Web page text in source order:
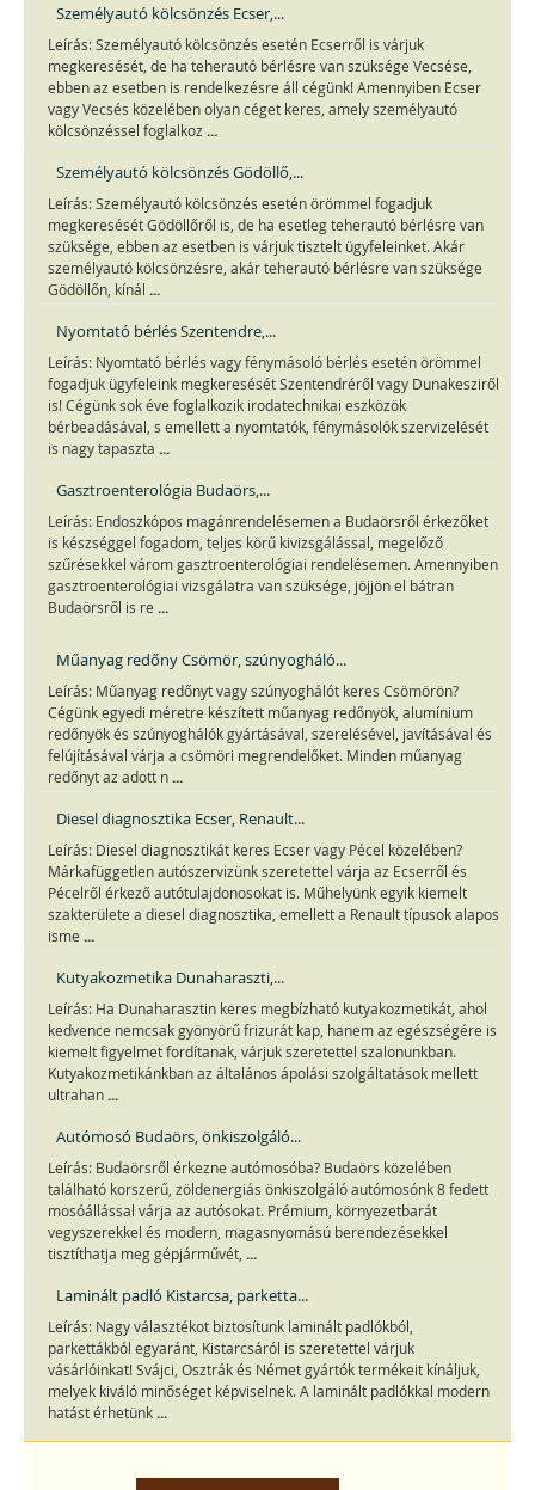
Személyautó kölcsönzés Ecser,...
Leírás: Személyautó kölcsönzés esetén Ecserről is várjuk
megkeresését, de ha teherautó bérlésre van szüksége Vecsése,
ebben az esetben is rendelkezésre áll cégünk! Amennyiben Ecser
vagy Vecsés közelében olyan céget keres, amely személyautó
kölcsönzéssel foglalkoz ...
Személyautó kölcsönzés Gödöllő,...
Leírás: Személyautó kölcsönzés esetén örömmel fogadjuk
megkeresését Gödöllőről is, de ha esetleg teherautó bérlésre van
szüksége, ebben az esetben is várjuk tisztelt ügyfeleinket. Akár
személyautó kölcsönzésre, akár teherautó bérlésre van szüksége
Gödöllőn, kínál ...
Nyomtató bérlés Szentendre,...
Leírás: Nyomtató bérlés vagy fénymásoló bérlés esetén örömmel
fogadjuk ügyfeleink megkeresését Szentendréről vagy Dunakesziről
is! Cégünk sok éve foglalkozik irodatechnikai eszközök
bérbeadásával, s emellett a nyomtatók, fénymásolók szervizelését
is nagy tapaszta ...
Gasztroenterológia Budaörs,...
Leírás: Endoszkópos magánrendelésemen a Budaörsről érkezőket
is készséggel fogadom, teljes körű kivizsgálással, megelőző
szűrésekkel várom gasztroenterológiai rendelésemen. Amennyiben
gasztroenterológiai vizsgálatra van szüksége, jöjjön el bátran
Budaörsről is re ...
Műanyag redőny Csömör, szúnyogháló...
Leírás: Műanyag redőnyt vagy szúnyoghálót keres Csömörön?
Cégünk egyedi méretre készített műanyag redőnyök, alumínium
redőnyök és szúnyoghálók gyártásával, szerelésével, javításával és
felújításával várja a csömöri megrendelőket. Minden műanyag
redőnyt az adott n ...
Diesel diagnosztika Ecser, Renault...
Leírás: Diesel diagnosztikát keres Ecser vagy Pécel közelében?
Márkafüggetlen autószervizünk szeretettel várja az Ecserről és
Pécelről érkező autótulajdonosokat is. Műhelyünk egyik kiemelt
szakterülete a diesel diagnosztika, emellett a Renault típusok alapos
isme ...
Kutyakozmetika Dunaharaszti,...
Leírás: Ha Dunaharasztin keres megbízható kutyakozmetikát, ahol
kedvence nemcsak gyönyörű frizurát kap, hanem az egészségére is
kiemelt figyelmet fordítanak, várjuk szeretettel szalonunkban.
Kutyakozmetikánkban az általános ápolási szolgáltatások mellett
ultrahan ...
Autómosó Budaörs, önkiszolgáló...
Leírás: Budaörsről érkezne autómosóba? Budaörs közelében
található korszerű, zöldenergiás önkiszolgáló autómosónk 8 fedett
mosóállással várja az autósokat. Prémium, környezetbarát
vegyszerekkel és modern, magasnyomású berendezésekkel
tisztíthatja meg gépjárművét, ...
Laminált padló Kistarcsa, parketta...
Leírás: Nagy választékot biztosítunk laminált padlókból,
parkettákból egyaránt, Kistarcsáról is szeretettel várjuk
vásárlóinkat! Svájci, Osztrák és Német gyártók termékeit kínáljuk,
melyek kiváló minőséget képviselnek. A laminált padlókkal modern
hatást érhetünk ...